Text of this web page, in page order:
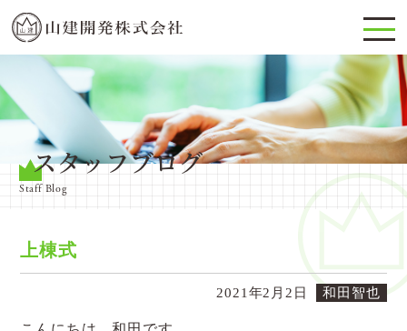
スタッフブログ
Staff Blog
上棟式
2021年2月2日 和田智也